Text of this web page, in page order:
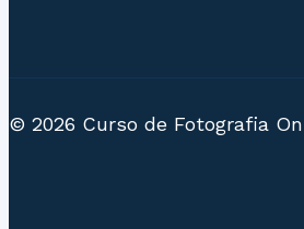
© 2026 Curso de Fotografia